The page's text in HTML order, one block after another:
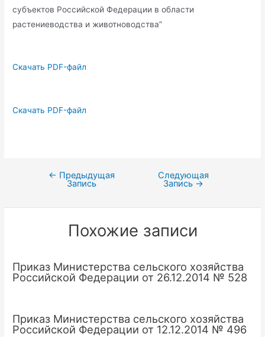
субъектов Российской Федерации в области
растениеводства и животноводства”
Скачать PDF-файл
Скачать PDF-файл
Навигация
записям
← Предыдущая
Запись
Следующая
Запись →
Похожие записи
Приказ Министерства сельского хозяйства
Российской Федерации от 26.12.2014 № 528
Приказ Министерства сельского хозяйства
Российской Федерации от 12.12.2014 № 496